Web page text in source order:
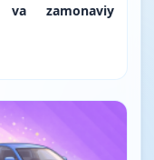
zamonaviy